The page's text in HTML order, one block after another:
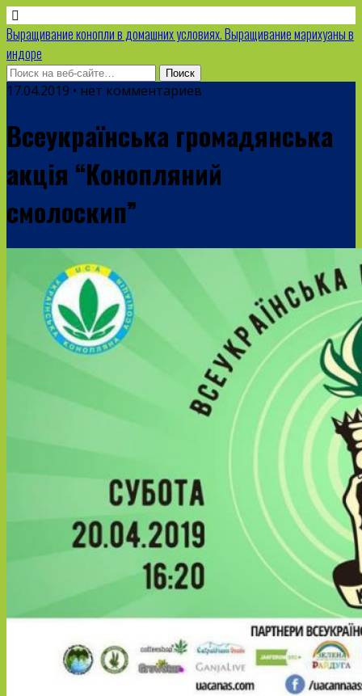
Выращивание конопли в домашних условиях. Выращивание марихуаны в
индоре
17.04.2019 • нет комментариев
Всеукраїнська громадянська
акція “Конопляний
смолоскип”